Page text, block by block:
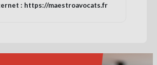
: https://maestroavocats.fr